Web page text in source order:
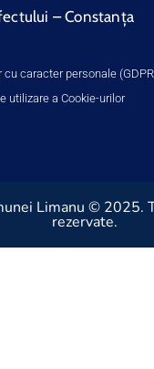
– Constanța
cu caracter personale
utilizare a Cookie-urilor
Limanu © 2025.
rezervate.